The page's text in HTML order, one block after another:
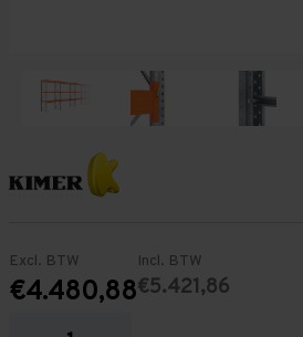
Excl. BTW
€4.480,88
Incl. BTW
€5.421,86